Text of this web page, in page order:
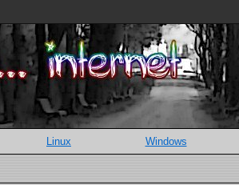
Linux Windows